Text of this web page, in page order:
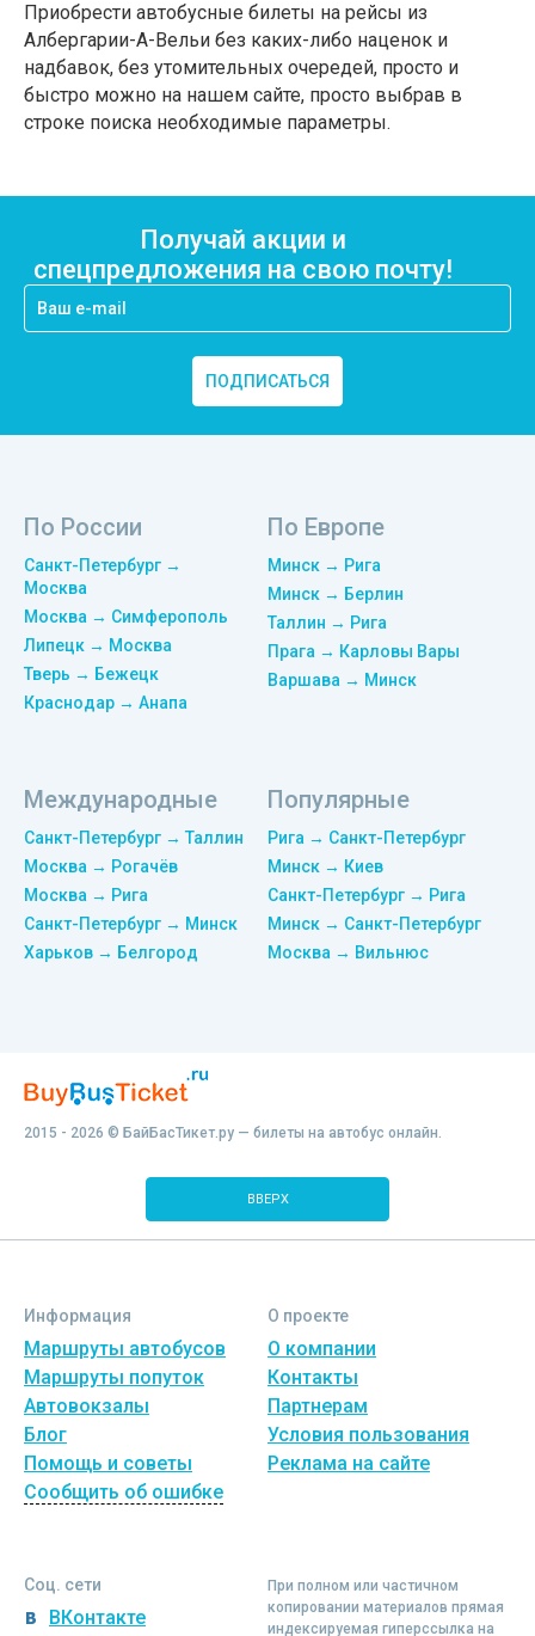
Приобрести автобусные билеты на рейсы из
Албергарии-А-Вельи без каких-либо наценок и
надбавок, без утомительных очередей, просто и
быстро можно на нашем сайте, просто выбрав в
строке поиска необходимые параметры.
Получай акции и
спецпредложения на свою почту!
ПОДПИСАТЬСЯ
По России
Санкт-Петербург →
Москва
Москва → Симферополь
Липецк → Москва
Тверь → Бежецк
Краснодар → Анапа
По Европе
Минск → Рига
Минск → Берлин
Таллин → Рига
Прага → Карловы Вары
Варшава → Минск
Международные
Санкт-Петербург → Таллин
Москва → Рогачёв
Москва → Рига
Санкт-Петербург → Минск
Харьков → Белгород
Популярные
Рига → Санкт-Петербург
Минск → Киев
Санкт-Петербург → Рига
Минск → Санкт-Петербург
Москва → Вильнюс
2015 - 2026 © БайБасТикет.ру — билеты на автобус онлайн.
ВВЕРХ
Информация
Маршруты автобусов
Маршруты попуток
Автовокзалы
Блог
Помощь и советы
Сообщить об ошибке
О проекте
О компании
Контакты
Партнерам
Условия пользования
Реклама на сайте
Соц. сети
ВКонтакте
При полном или частичном
копировании материалов прямая
индексируемая гиперссылка на